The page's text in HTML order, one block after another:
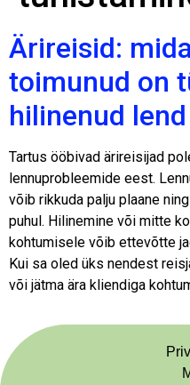
Ärireisid:
toimunud on
hilinenud lend
Tartus ööbivad ärireisijad
lennuprobleemide eest.
võib rikkuda palju plaane
puhul. Hilinemine või mitte
kohtumisele võib ettevõtte
Kui sa oled üks nendest
või jätma ära kliendiga